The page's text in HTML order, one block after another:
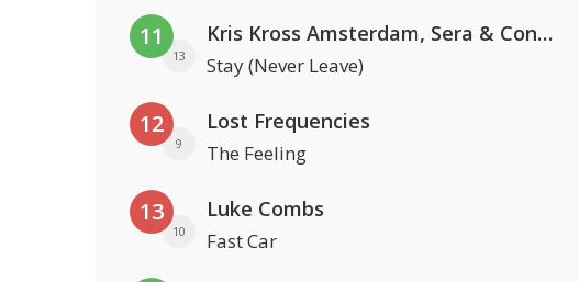
11
13
Kris Kross Amsterdam, Sera & Conor Maynard
Stay (Never Leave)
12
9
Lost Frequencies
The Feeling
13
10
Luke Combs
Fast Car